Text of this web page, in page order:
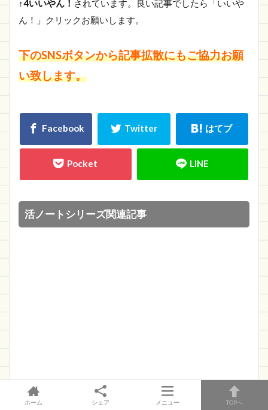
↑4いいやん！ されています。良い記事でしたら「いいや
ん！」クリックお願いします。
下のSNSボタンから記事拡散にもご協力お願
い致します。
活ノートシリーズ関連記事
ホーム シェア メニュー TOPへ